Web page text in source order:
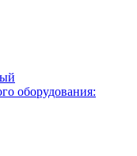
оборудования: